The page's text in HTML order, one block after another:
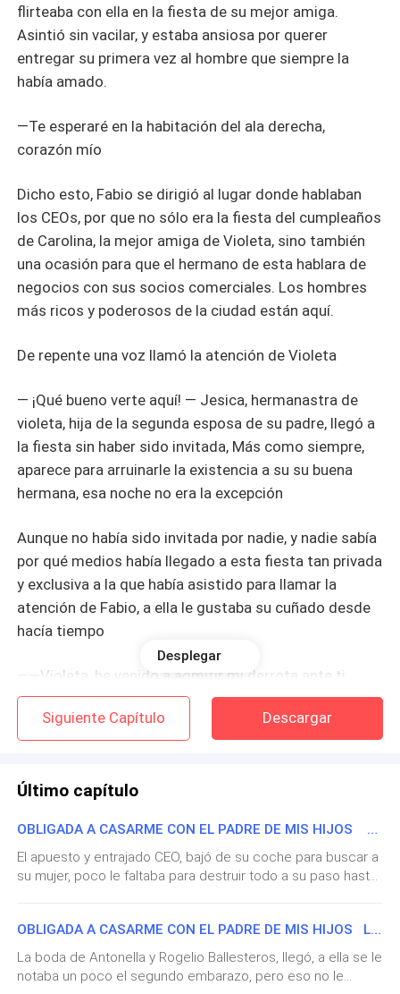
flirteaba con ella en la fiesta de su mejor amiga.
Asintió sin vacilar, y estaba ansiosa por querer
entregar su primera vez al hombre que siempre la
había amado.
—Te esperaré en la habitación del ala derecha,
corazón mío
Dicho esto, Fabio se dirigió al lugar donde hablaban
los CEOs, por que no sólo era la fiesta del cumpleaños
de Carolina, la mejor amiga de Violeta, sino también
una ocasión para que el hermano de esta hablara de
negocios con sus socios comerciales. Los hombres
más ricos y poderosos de la ciudad están aquí.
De repente una voz llamó la atención de Violeta
— ¡Qué bueno verte aquí! — Jesica, hermanastra de
violeta, hija de la segunda esposa de su padre, llegó a
la fiesta sin haber sido invitada, Más como siempre,
aparece para arruinarle la existencia a su su buena
hermana, esa noche no era la excepción
Aunque no había sido invitada por nadie, y nadie sabía
por qué medios había llegado a esta fiesta tan privada
y exclusiva a la que había asistido para llamar la
atención de Fabio, a ella le gustaba su cuñado desde
hacía tiempo
——Violeta, he venido a admitir mi derrota ante ti,
admito que efectivamente te has ganado el corazón
de Fabio, ya no tengo celos, seguiremos siendo
buenas hermanas después de habernos bebido esta
copa y tomó un trago.
Violeta pensaba que Jesica pudo haberse dado
cuenta de que no debería haberse enamorado de su
cuñado, por lo que aceptó la reconciliación, ella bebió
Jesica, tomó la copa de vino de Violeta para no dejar
rastros de nada y se la llevó consigo
Desplegar
Siguiente Capítulo Descargar
Último capítulo
OBLIGADA A CASARME CON EL PADRE DE MIS HIJOS Final
El apuesto y entrajado CEO, bajó de su coche para buscar a
su mujer, poco le faltaba para destruir todo a su paso hasta
Black, registrada La respuesta no había sido de su agrado,
sacó unos billetes de cien de su cartera y mientras se los
daba a la señorita, él dijo — Cheque de nuevo — Tenemos
registrada a una joven con ese nombre, pero de apellido
OBLIGADA A CASARME CON EL PADRE DE MIS HIJOS La cita
La boda de Antonella y Rogelio Ballesteros, llegó, a ella se le
notaba un poco el segundo embarazo, pero eso no le